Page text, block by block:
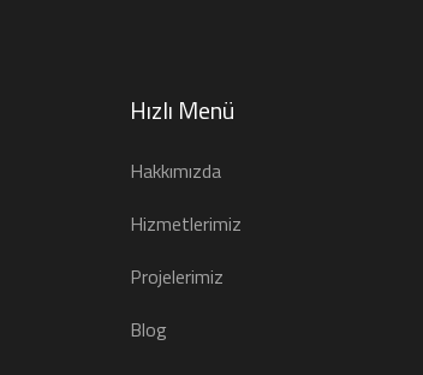
Hızlı Menü
Hakkımızda
Hizmetlerimiz
Projelerimiz
Blog